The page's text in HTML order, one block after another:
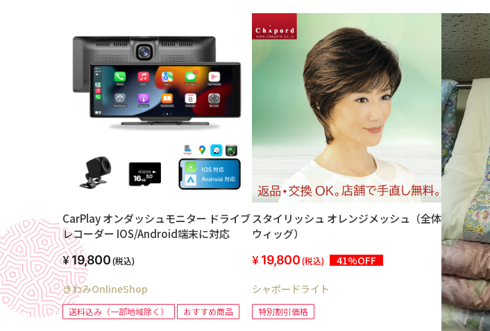
CarPlay オンダッシュモニター ドライブ
レコーダー IOS/Android端末に対応
19,800(税込)
きわみOnlineShop
送料込み（一部地域除く） おすすめ商品
スタイリッシュ オレンジメッシュ（全体
ウィッグ）
19,800(税込) 41%OFF
シャポードライト
特別割引価格